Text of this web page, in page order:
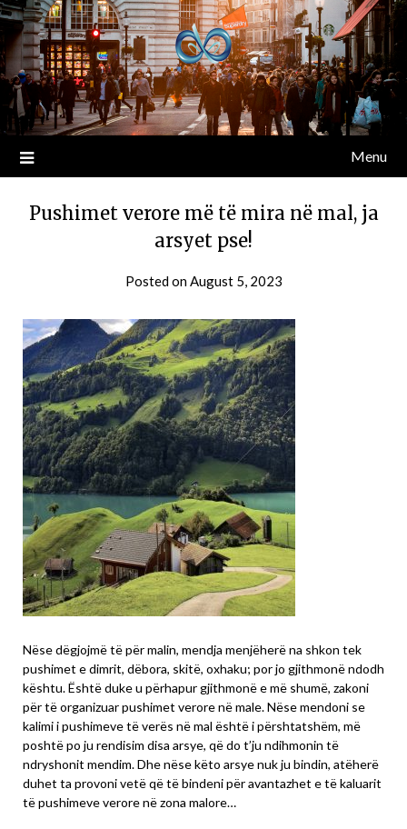
Menu
Pushimet verore më të mira në mal, ja
arsyet pse!
Posted onAugust 5, 2023
Nëse dëgjojmë të për malin, mendja menjëherë na shkon tek
pushimet e dimrit, dëbora, skitë, oxhaku; por jo gjithmonë ndodh
kështu. Është duke u përhapur gjithmonë e më shumë, zakoni
për të organizuar pushimet verore në male. Nëse mendoni se
kalimi i pushimeve të verës në mal është i përshtatshëm, më
poshtë po ju rendisim disa arsye, që do t’ju ndihmonin të
ndryshonit mendim. Dhe nëse këto arsye nuk ju bindin, atëherë
duhet ta provoni vetë që të bindeni për avantazhet e të kaluarit
të pushimeve verore në zona malore…